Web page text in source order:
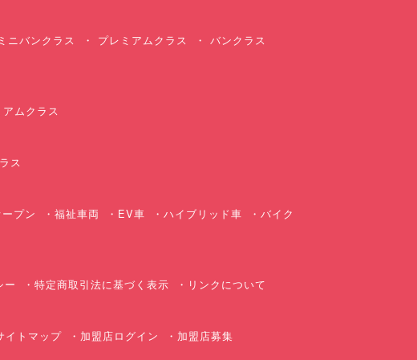
ミニバンクラス プレミアムクラス
バンクラス
アムクラス
ス
ープン 福祉車両 EV車 ハイブリッド車
バイク
ー 特定商取引法に基づく表示 リンクについて
イトマップ 加盟店ログイン 加盟店募集